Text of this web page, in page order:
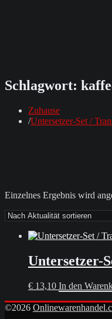
Schlagwort:
Zuhause
Untersetzer-Set /
Einzelnes Ergebnis wird
Untersetzer-
€ 13,10 In den
©2026